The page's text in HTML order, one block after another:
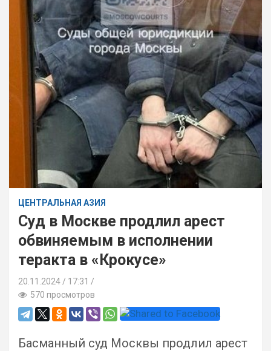
ЦЕНТРАЛЬНАЯ АЗИЯ
Суд в Москве продлил арест
обвиняемым в исполнении
теракта в «Крокусе»
20.11.2024
17:31 /
570 просмотров
Басманный суд Москвы продлил арест